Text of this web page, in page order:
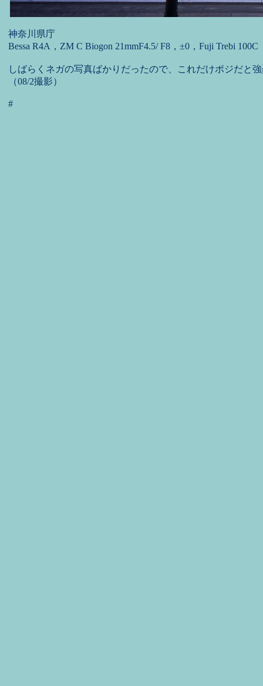
神奈川県庁
Bessa R4A，ZM C Biogon 21mmF4.5/ F8，±0，Fuji Trebi 100C
しばらくネガの写真ばかりだったので、これだけポジだと
（08/2撮影）
#